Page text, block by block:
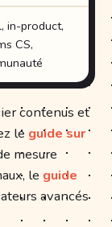
in-product,
CS,
contenus et
le guide sur
mesure
le guide
avancés